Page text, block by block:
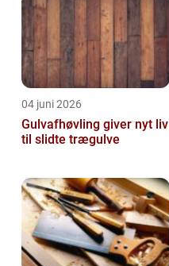
04 juni 2026
Gulvafhøvling giver nyt liv
til slidte trægulve